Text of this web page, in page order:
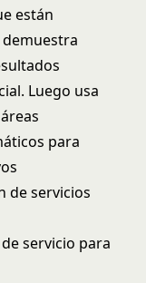
están
Luego usa
para
de servicios
servicio para